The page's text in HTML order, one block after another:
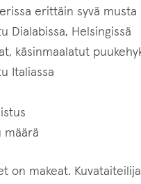
erittäin syvä musta
Dialabissa, Helsingissä
käsinmaalatut
Italiassa
määrä
on makeat.